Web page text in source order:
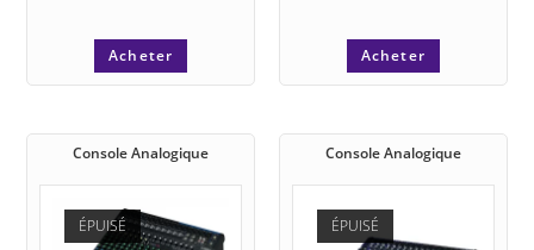
Acheter Acheter
Console Analogique
ÉPUISÉ
Console Analogique
ÉPUISÉ